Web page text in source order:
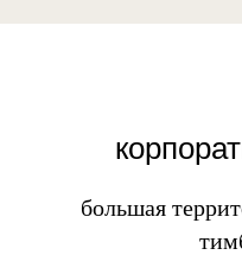
большая